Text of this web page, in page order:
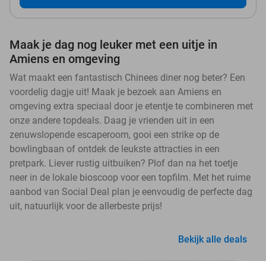
Maak je dag nog leuker met een uitje in
Amiens en omgeving
Wat maakt een fantastisch Chinees diner nog beter? Een
voordelig dagje uit! Maak je bezoek aan Amiens en
omgeving extra speciaal door je etentje te combineren met
onze andere topdeals. Daag je vrienden uit in een
zenuwslopende escaperoom, gooi een strike op de
bowlingbaan of ontdek de leukste attracties in een
pretpark. Liever rustig uitbuiken? Plof dan na het toetje
neer in de lokale bioscoop voor een topfilm. Met het ruime
aanbod van Social Deal plan je eenvoudig de perfecte dag
uit, natuurlijk voor de allerbeste prijs!
Bekijk alle deals